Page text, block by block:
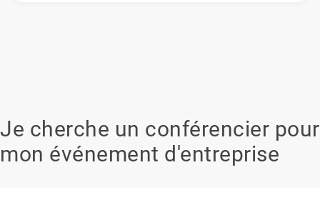
Je cherche un conférencier pour
mon événement d'entreprise